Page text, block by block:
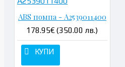
ABS помпа - A2539011400
178.95€ (350.00 лв.)
КУПИ